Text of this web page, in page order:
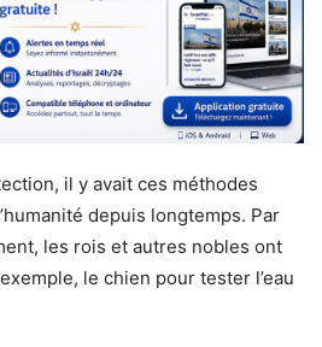
il y avait ces méthodes
depuis longtemps. Par
les rois et autres nobles ont
le chien pour tester l’eau